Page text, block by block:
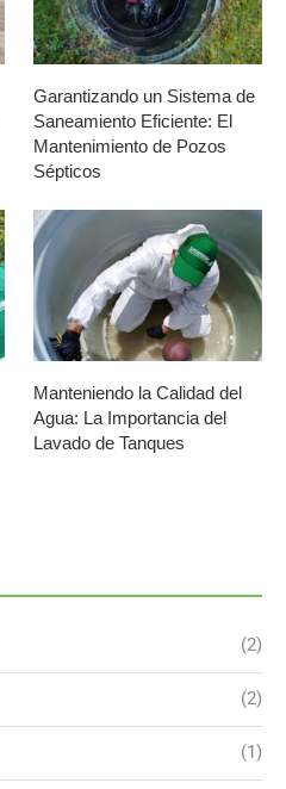
Garantizando un Sistema de
Saneamiento Eficiente: El
Mantenimiento de Pozos
Sépticos
Manteniendo la Calidad del
Agua: La Importancia del
Lavado de Tanques
(2)
(2)
(1)